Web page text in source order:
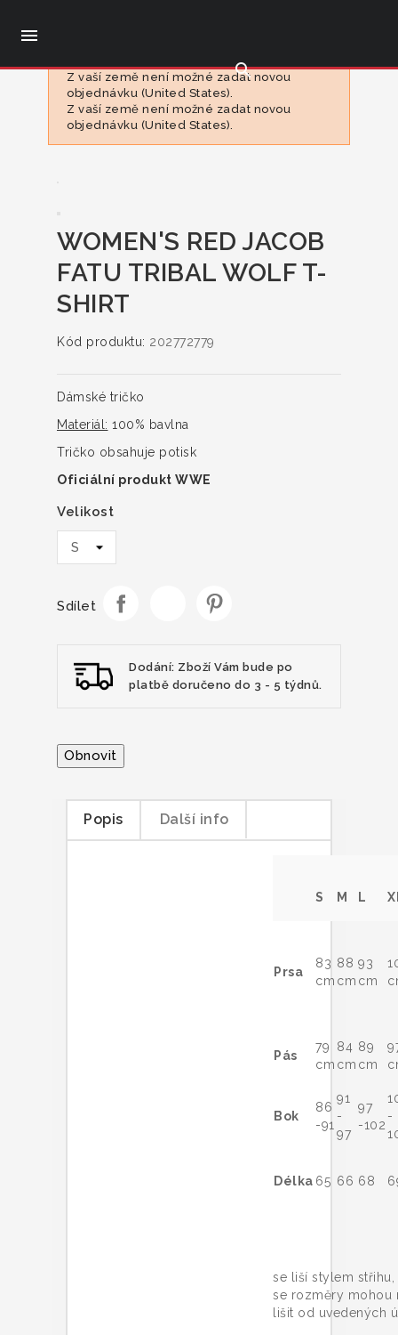

search
Z vaší země není možné zadat novou
objednávku (United States).
Z vaší země není možné zadat novou
objednávku (United States).
WOMEN'S RED JACOB
FATU TRIBAL WOLF T-
SHIRT
Kód produktu: 202772779
Dámské tričko
Materiál: 100% bavlna
Tričko obsahuje potisk
Oficiální produkt WWE
Velikost
Sdílet
Dodání: Zboží Vám bude po
platbě doručeno do 3 - 5 týdnů.
Popis Další info
S M L
Prsa
83
cm
88
cm
93
cm
Pás
79
cm
84
cm
89
cm
Bok
86
-91
91
-
97
97
-102
-
Délka 65 66 68
se liší stylem
se rozměry mohou
lišit od uvedených